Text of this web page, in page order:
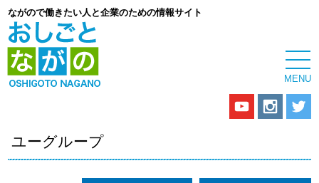
ながので働きたい人と企業のための情報サイト
ユーグループ